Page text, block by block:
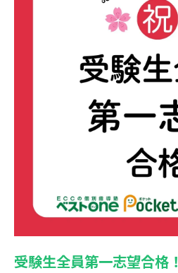
受験生全員第一志望合格！